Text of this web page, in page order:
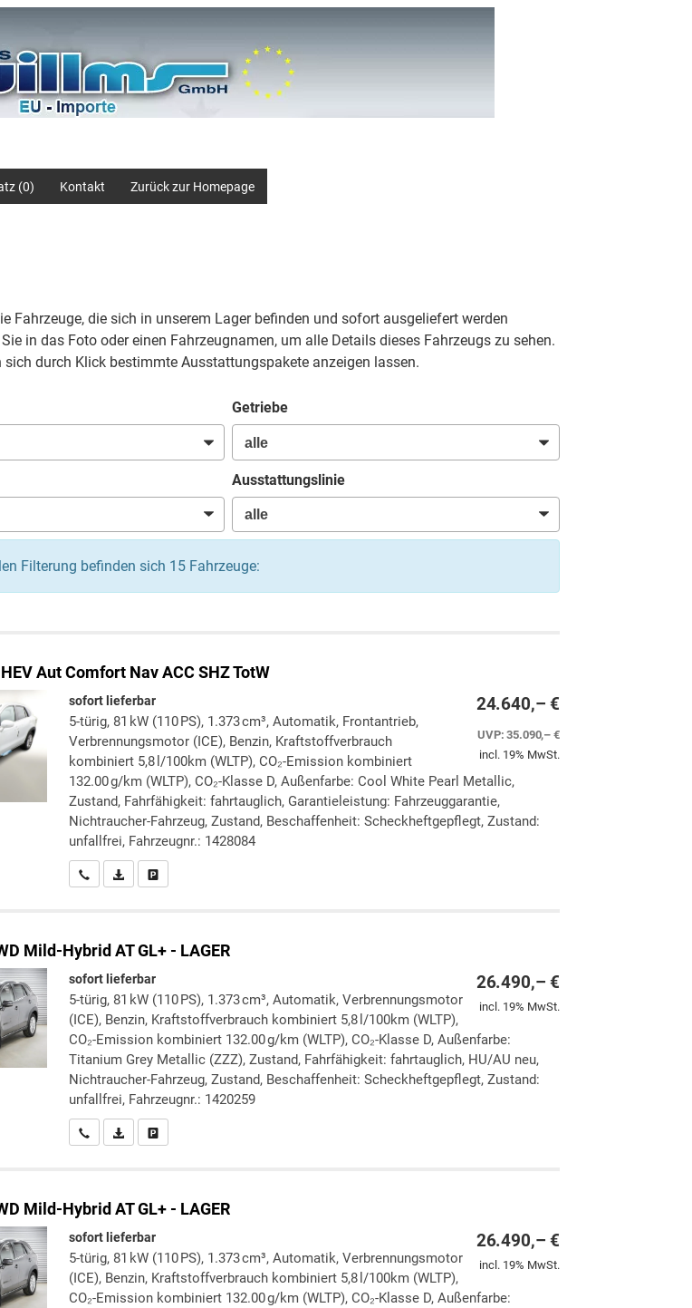
(0) Kontakt Zurück zur Homepage
Fahrzeuge, die sich in unserem Lager befinden und sofort ausgeliefert werden
in das Foto oder einen Fahrzeugnamen, um alle Details dieses Fahrzeugs zu sehen.
sich durch Klick bestimmte Ausstattungspakete anzeigen lassen.
Getriebe
Ausstattungslinie
Filterung befinden sich 15Fahrzeuge:
Aut Comfort Nav ACC SHZ TotW
24.640,– €
UVP:35.090,– €
incl. 19% MwSt.
sofort lieferbar
5-türig, 81 kW (110 PS), 1.373 cm³, Automatik, Frontantrieb,
Verbrennungsmotor (ICE), Benzin, Kraftstoffverbrauch
kombiniert 5,8 l/100km (WLTP), CO₂-Emission kombiniert
132.00 g/km (WLTP), CO₂-Klasse D, Außenfarbe: Cool White Pearl Metallic,
Zustand, Fahrfähigkeit: fahrtauglich, Garantieleistung: Fahrzeuggarantie,
Nichtraucher-Fahrzeug, Zustand, Beschaffenheit: Scheckheftgepflegt, Zustand:
unfallfrei, Fahrzeugnr.: 1428084
Wir rufen Sie an
PDF-Datei, Fahrzeugexposé drucken
Drucken, parken oder vergleichen
Mild-Hybrid AT GL+ - LAGER
26.490,– €
incl. 19% MwSt.
sofort lieferbar
5-türig, 81 kW (110 PS), 1.373 cm³, Automatik, Verbrennungsmotor
(ICE), Benzin, Kraftstoffverbrauch kombiniert 5,8 l/100km (WLTP),
CO₂-Emission kombiniert 132.00 g/km (WLTP), CO₂-Klasse D, Außenfarbe:
Titanium Grey Metallic (ZZZ), Zustand, Fahrfähigkeit: fahrtauglich, HU/AU neu,
Nichtraucher-Fahrzeug, Zustand, Beschaffenheit: Scheckheftgepflegt, Zustand:
unfallfrei, Fahrzeugnr.: 1420259
Wir rufen Sie an
PDF-Datei, Fahrzeugexposé drucken
Drucken, parken oder vergleichen
Mild-Hybrid AT GL+ - LAGER
26.490,– €
incl. 19% MwSt.
sofort lieferbar
5-türig, 81 kW (110 PS), 1.373 cm³, Automatik, Verbrennungsmotor
(ICE), Benzin, Kraftstoffverbrauch kombiniert 5,8 l/100km (WLTP),
CO₂-Emission kombiniert 132.00 g/km (WLTP), CO₂-Klasse D, Außenfarbe: